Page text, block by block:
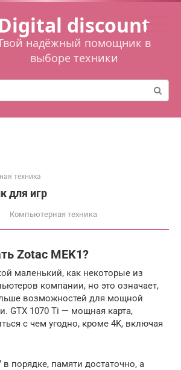
Digital discount
надёжный помощник в
выборе техники
техника
для игр
Компьютерная техника
Zotac MEK1?
маленький, как некоторые из
компании, но это означает,
возможностей для мощной
GTX 1070 Ti — мощная карта,
с чем угодно, кроме 4K, включая
порядке, памяти достаточно, а